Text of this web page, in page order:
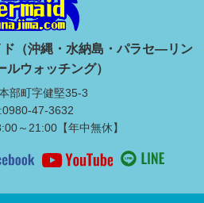
（沖縄・水納島・パラセ―リン
ルウォッチング）
部町字健堅35-3
47-3632
～21:00【年中無休】